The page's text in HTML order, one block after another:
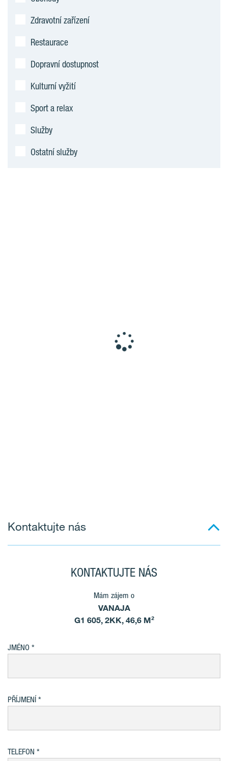
Zdravotní zařízení
Restaurace
Dopravní dostupnost
Kulturní vyžití
Sport a relax
Služby
Ostatní služby
Kontaktujte nás
KONTAKTUJTE NÁS
Mám zájem o
VANAJA
G1 605, 2KK, 46,6 M²
JMÉNO
PŘÍJMENÍ
TELEFON